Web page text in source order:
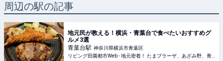
周辺の駅の記事
地元民が教える！横浜・青葉台で食べたいおすすめグ
ルメ3選
青葉台駅 神奈川県横浜市青葉区